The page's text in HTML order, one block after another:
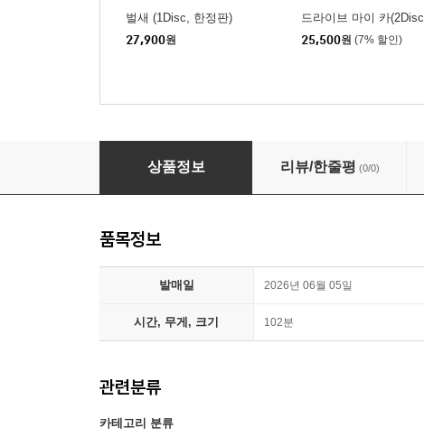
벌새 (1Disc, 한정판)
27,900원
드라이브 마이 카
25,500원 (7% 할인)
마이 선샤인
상품정보 리뷰/한줄평 (0/0)
품목정보
발매일 2026년 06월 05일
시간, 무게, 크기 102분
관련분류
카테고리 분류